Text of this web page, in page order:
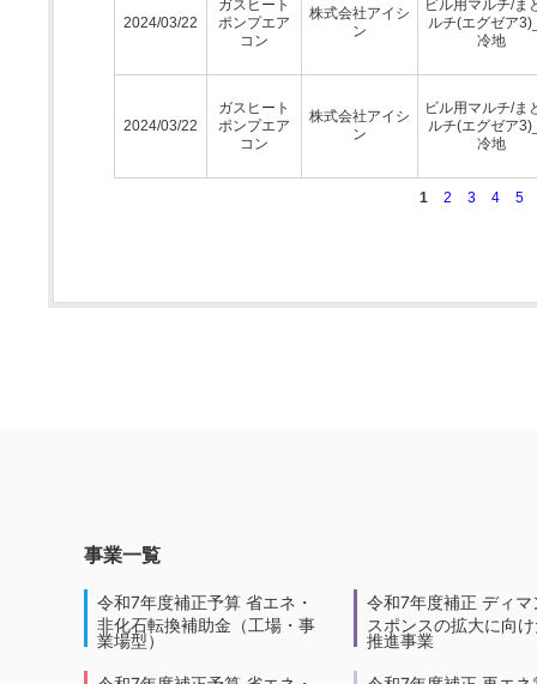
2024/03/22
ガスヒート
ポンプエア
コン
株式会社アイシ
ン
ビル用マルチ/ま
ルチ(エグゼア
冷地
2024/03/22
ガスヒート
ポンプエア
コン
株式会社アイシ
ン
ビル用マルチ/ま
ルチ(エグゼア
冷地
1 2 3 4 5
事業一覧
令和7年度補正予算 省エネ・
非化石転換補助金（工場・事
業場型）
令和7年度補正 ディマ
スポンスの拡大に向
推進事業